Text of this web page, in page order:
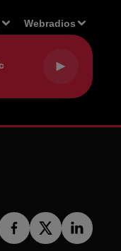
Webradios